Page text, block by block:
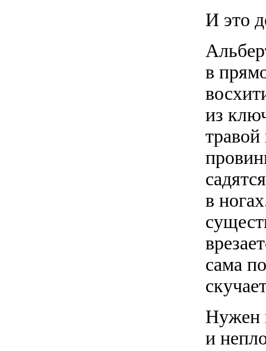
И это
в
из
травой
в
сама
Нужен
и